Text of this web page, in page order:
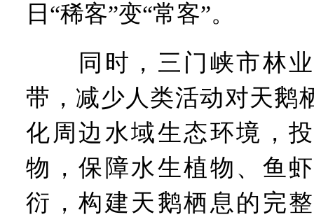
日“稀客”变“常客”。
同时，三门峡市林业
带，减少人类活动对天鹅
化周边水域生态环境，
物，保障水生植物、鱼
衍，构建天鹅栖息的完